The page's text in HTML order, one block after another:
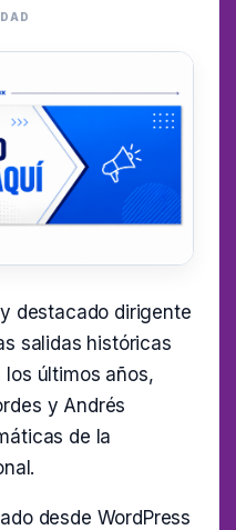
destacado dirigente
salidas históricas
los últimos años,
y Andrés
de la
desde WordPress